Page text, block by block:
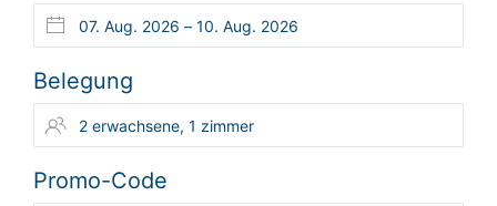
Belegung
Promo-Code